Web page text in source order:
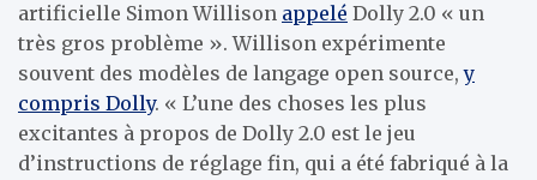
artificielle Simon Willison appelé Dolly 2.0 « un
très gros problème ». Willison expérimente
souvent des modèles de langage open source,y
compris Dolly. « L’une des choses les plus
excitantes à propos de Dolly 2.0 est le jeu
d’instructions de réglage fin, qui a été fabriqué à la